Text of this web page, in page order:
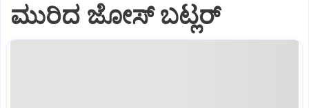
ಮುರಿದ ಜೋಸ್ ಬಟ್ಲರ್